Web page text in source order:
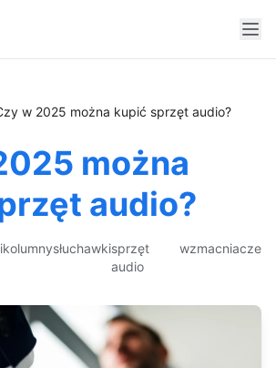
w 2025 można kupić sprzęt audio?
można
audio?
kolumnysłuchawkisprzęt
audio
wzmacniacze